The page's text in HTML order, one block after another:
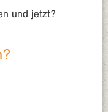
und jetzt?